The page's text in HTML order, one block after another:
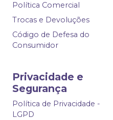
Política Comercial
Trocas e Devoluções
Código de Defesa do
Consumidor
Privacidade e
Segurança
Política de Privacidade -
LGPD